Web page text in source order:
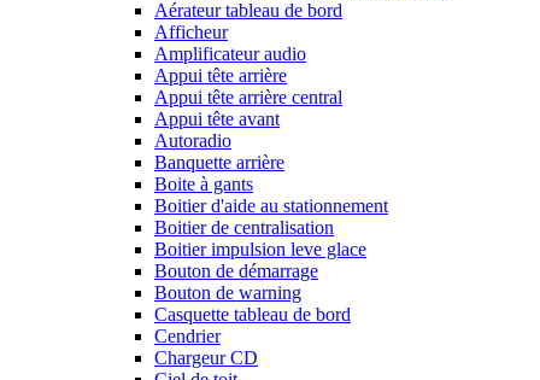
Aérateur tableau de bord
Afficheur
Amplificateur audio
Appui tête arrière
Appui tête arrière central
Appui tête avant
Autoradio
Banquette arrière
Boite à gants
Boitier d'aide au stationnement
Boitier de centralisation
Boitier impulsion leve glace
Bouton de démarrage
Bouton de warning
Casquette tableau de bord
Cendrier
Chargeur CD